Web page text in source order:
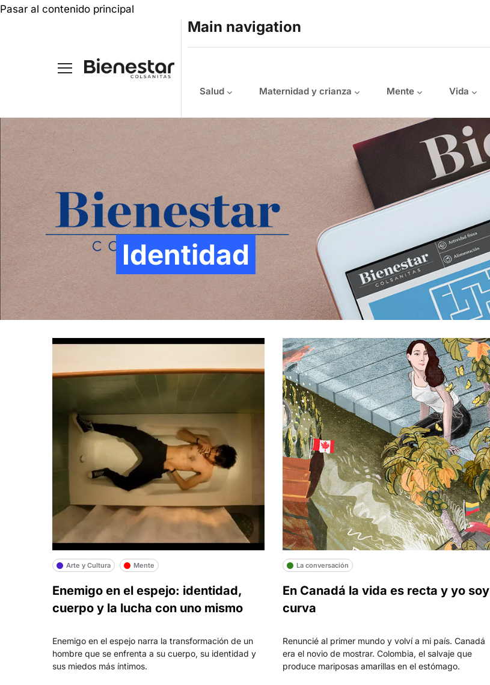
Pasar al contenido principal
Main navigation
Salud Maternidad y crianza Mente Vida
Identidad
Arte y Cultura Mente
Enemigo en el espejo: identidad,
cuerpo y la lucha con uno mismo
Enemigo en el espejo narra la transformación de un
hombre que se enfrenta a su cuerpo, su identidad y
sus miedos más íntimos.
La conversación
En Canadá la vida es recta y yo soy
curva
Renuncié al primer mundo y volví a mi país. Canadá
era el novio de mostrar. Colombia, el salvaje que
produce mariposas amarillas en el estómago.